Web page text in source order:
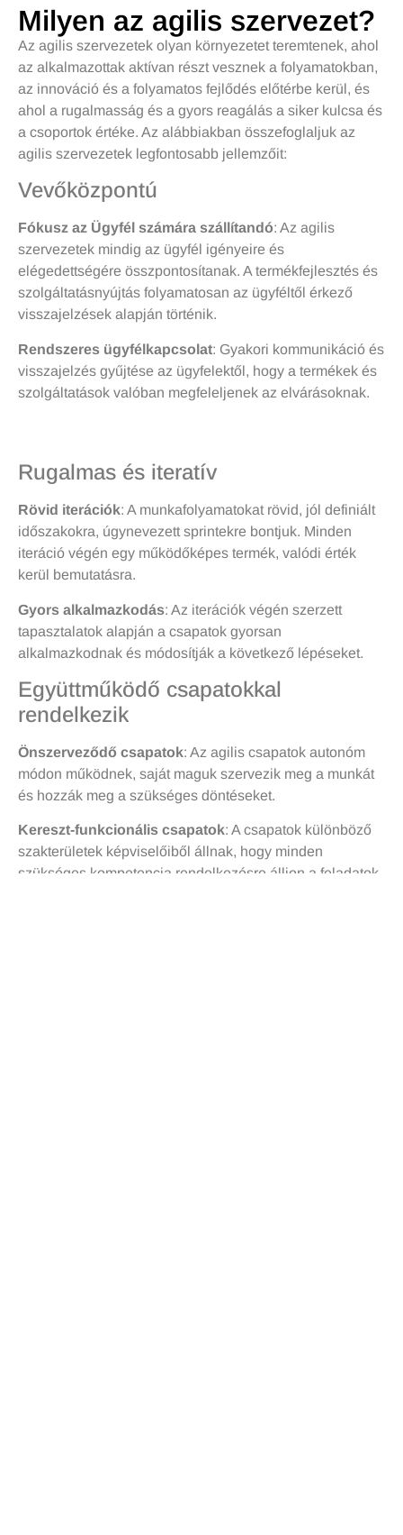
Milyen az agilis szervezet?
Az agilis szervezetek olyan környezetet teremtenek, ahol
az alkalmazottak aktívan részt vesznek a folyamatokban,
az innováció és a folyamatos fejlődés előtérbe kerül, és
ahol a rugalmasság és a gyors reagálás a siker kulcsa és
a csoportok értéke. Az alábbiakban összefoglaljuk az
agilis szervezetek legfontosabb jellemzőit:
Vevőközpontú
Fókusz az Ügyfél számára szállítandó: Az agilis
szervezetek mindig az ügyfél igényeire és
elégedettségére összpontosítanak. A termékfejlesztés és
szolgáltatásnyújtás folyamatosan az ügyféltől érkező
visszajelzések alapján történik.
Rendszeres ügyfélkapcsolat: Gyakori kommunikáció és
visszajelzés gyűjtése az ügyfelektől, hogy a termékek és
szolgáltatások valóban megfeleljenek az elvárásoknak.
Rugalmas és iteratív
Rövid iterációk: A munkafolyamatokat rövid, jól definiált
időszakokra, úgynevezett sprintekre bontjuk. Minden
iteráció végén egy működőképes termék, valódi érték
kerül bemutatásra.
Gyors alkalmazkodás: Az iterációk végén szerzett
tapasztalatok alapján a csapatok gyorsan
alkalmazkodnak és módosítják a következő lépéseket.
Együttműködő csapatokkal
rendelkezik
Önszerveződő csapatok: Az agilis csapatok autonóm
módon működnek, saját maguk szervezik meg a munkát
és hozzák meg a szükséges döntéseket.
Kereszt-funkcionális csapatok: A csapatok különböző
szakterületek képviselőiből állnak, hogy minden
szükséges kompetencia rendelkezésre álljon a feladatok